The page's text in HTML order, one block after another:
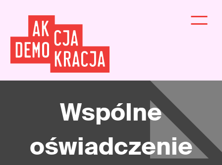
Wspólne
oświadczenie